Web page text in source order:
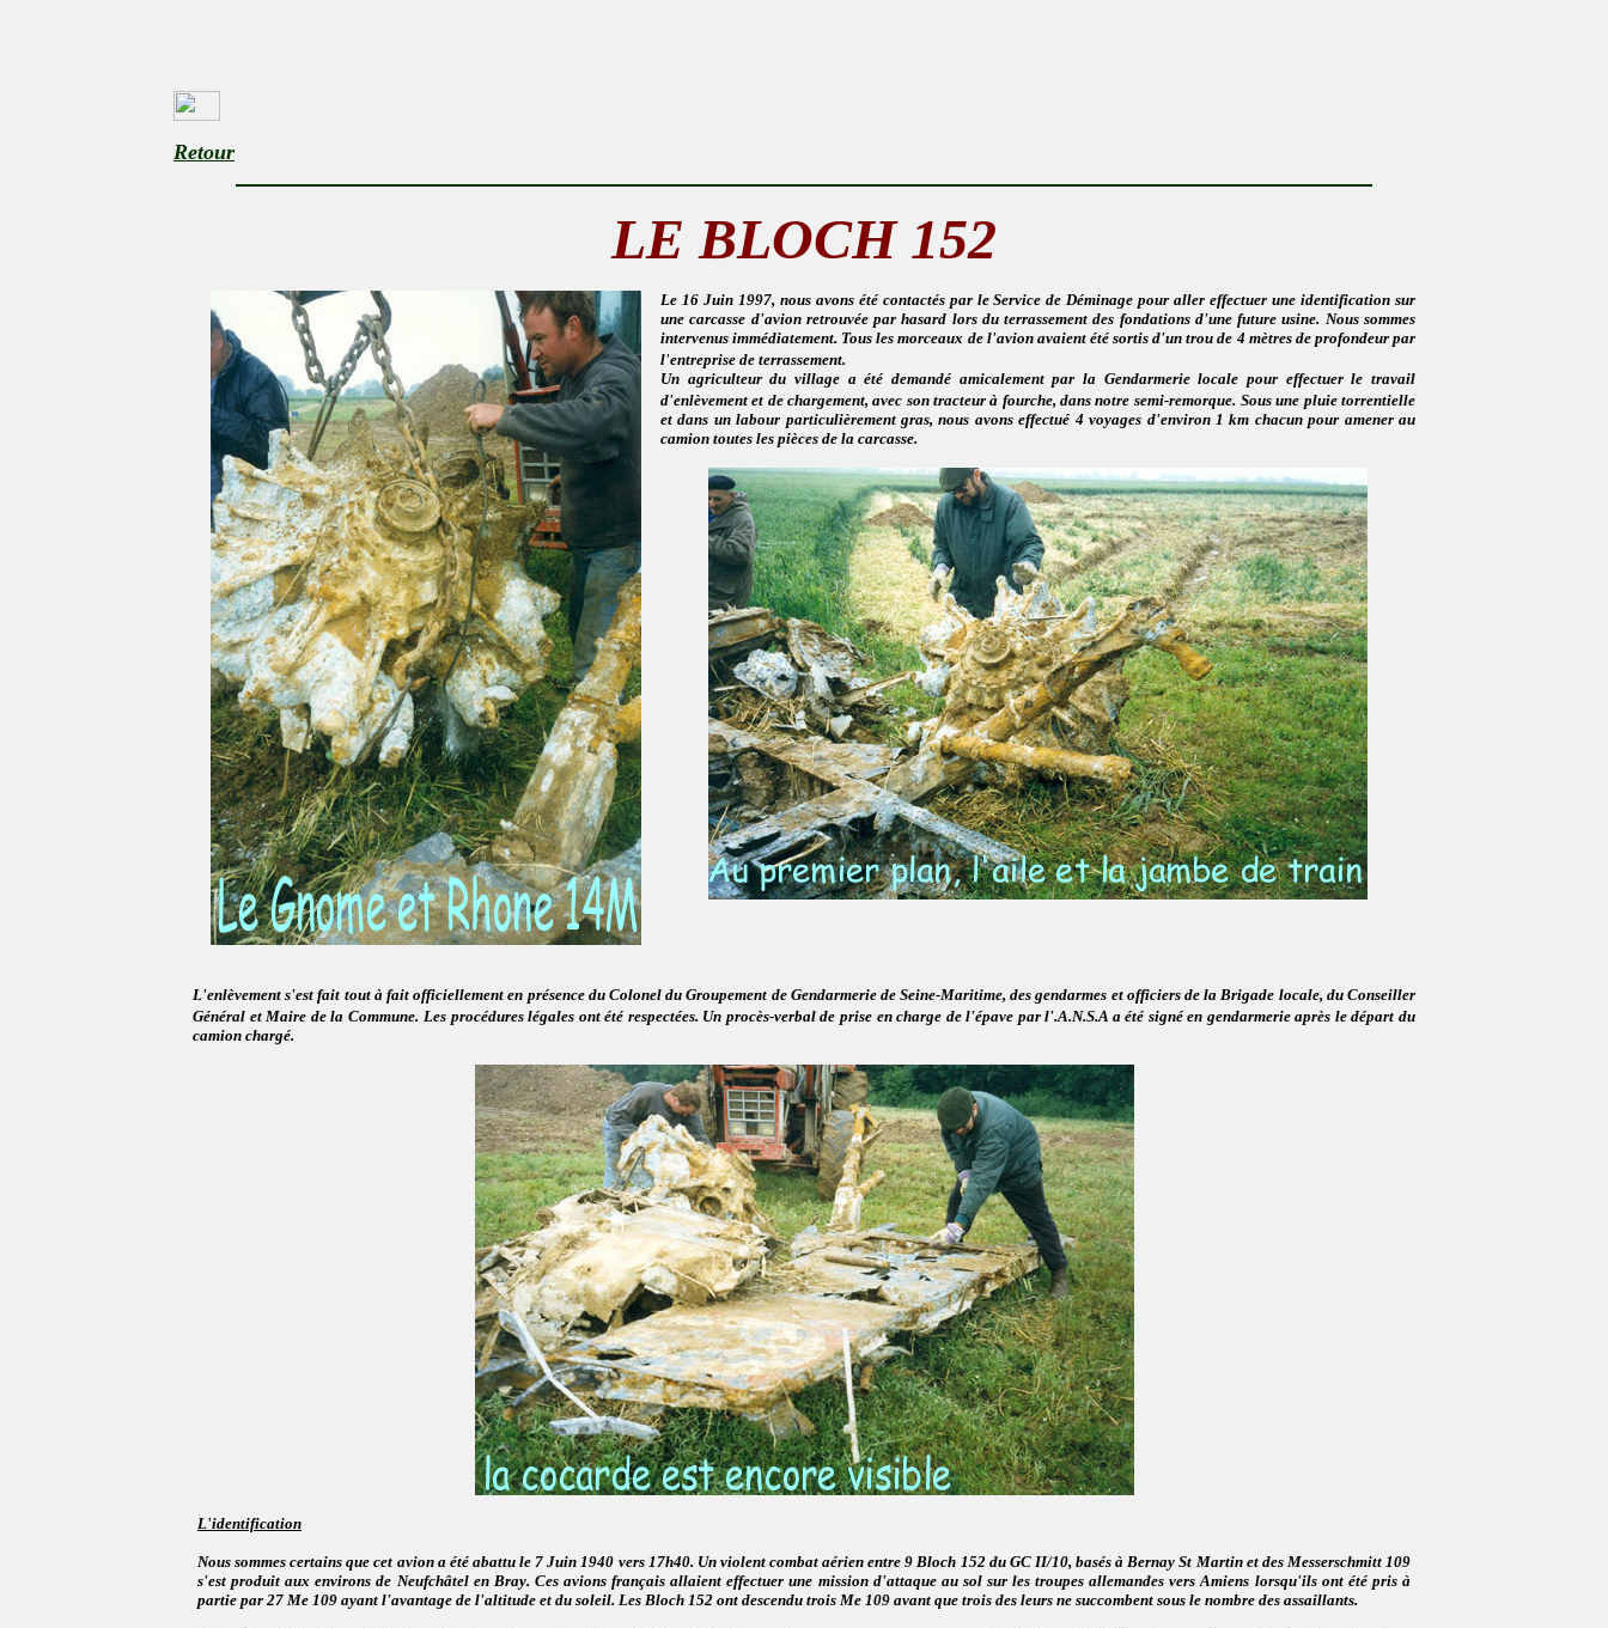
Retour
LE BLOCH 152
Le 16 Juin 1997, nous avons été contactés par le Service de Déminage pour aller effectuer une identification sur
une carcasse d'avion retrouvée par hasard lors du terrassement des fondations d'une future usine. Nous sommes
intervenus immédiatement. Tous les morceaux de l'avion avaient été sortis d'un trou de 4 mètres de profondeur par
l'entreprise de terrassement.
Un agriculteur du village a été demandé amicalement par la Gendarmerie locale pour effectuer le travail
d'enlèvement et de chargement, avec son tracteur à fourche, dans notre semi-remorque. Sous une pluie torrentielle
et dans un labour particulièrement gras, nous avons effectué 4 voyages d'environ 1 km chacun pour amener au
camion toutes les pièces de la carcasse.
L'enlèvement s'est fait tout à fait officiellement en présence du Colonel du Groupement de Gendarmerie de Seine-Maritime, des gendarmes et officiers de la Brigade locale, du Conseiller
Général et Maire de la Commune. Les procédures légales ont été respectées. Un procès-verbal de prise en charge de l'épave par l'.A.N.S.A a été signé en gendarmerie après le départ du
camion chargé.
L'identification
Nous sommes certains que cet avion a été abattu le 7 Juin 1940 vers 17h40. Un violent combat aérien entre 9 Bloch 152 du GC II/10, basés à Bernay St Martin et des Messerschmitt 109
s'est produit aux environs de Neufchâtel en Bray. Ces avions français allaient effectuer une mission d'attaque au sol sur les troupes allemandes vers Amiens lorsqu'ils ont été pris à
partie par 27 Me 109 ayant l'avantage de l'altitude et du soleil. Les Bloch 152 ont descendu trois Me 109 avant que trois des leurs ne succombent sous le nombre des assaillants.